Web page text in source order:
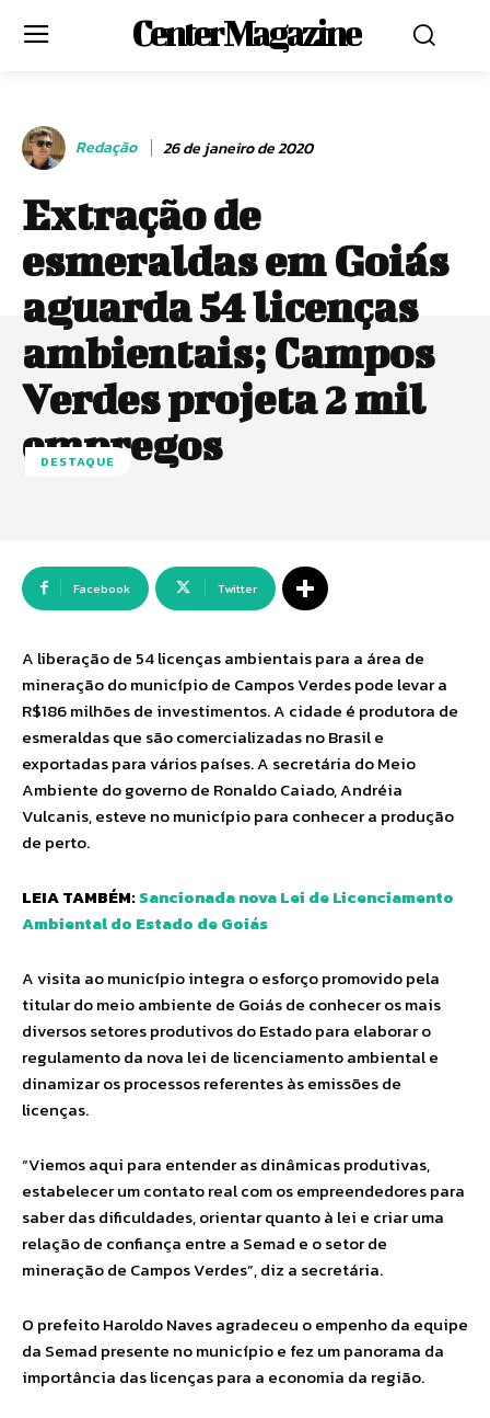
Center Magazine
Redação 26 de janeiro de 2020
Extração de
esmeraldas em Goiás
aguarda 54 licenças
ambientais; Campos
Verdes projeta 2 mil
empregos
DESTAQUE
Facebook Twitter
A liberação de 54 licenças ambientais para a área de
mineração do município de Campos Verdes pode levar a
R$186 milhões de investimentos. A cidade é produtora de
esmeraldas que são comercializadas no Brasil e
exportadas para vários países. A secretária do Meio
Ambiente do governo de Ronaldo Caiado, Andréia
Vulcanis, esteve no município para conhecer a produção
de perto.
LEIA TAMBÉM:Sancionada nova Lei de Licenciamento
Ambiental do Estado de Goiás
A visita ao município integra o esforço promovido pela
titular do meio ambiente de Goiás de conhecer os mais
diversos setores produtivos do Estado para elaborar o
regulamento da nova lei de licenciamento ambiental e
dinamizar os processos referentes às emissões de
licenças.
“Viemos aqui para entender as dinâmicas produtivas,
estabelecer um contato real com os empreendedores para
saber das dificuldades, orientar quanto à lei e criar uma
relação de confiança entre a Semad e o setor de
mineração de Campos Verdes”, diz a secretária.
O prefeito Haroldo Naves agradeceu o empenho da equipe
da Semad presente no município e fez um panorama da
importância das licenças para a economia da região.